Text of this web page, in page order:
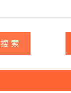
搜 索